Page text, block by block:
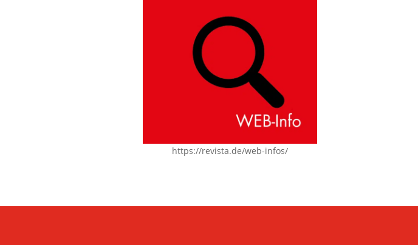
https://revista.de/web-infos/